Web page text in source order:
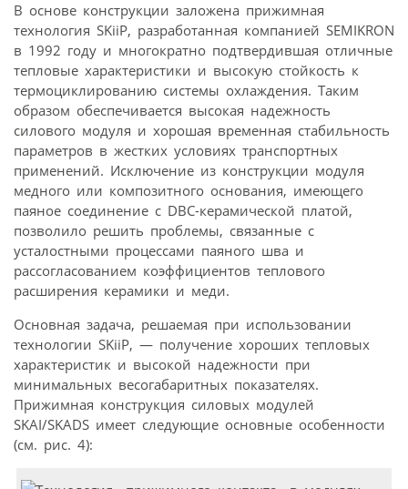
В основе конструкции заложена прижимная
технология SKiiP, разработанная компанией SEMIKRON
в 1992 году и многократно подтвердившая отличные
тепловые характеристики и высокую стойкость к
термоциклированию системы охлаждения. Таким
образом обеспечивается высокая надежность
силового модуля и хорошая временная стабильность
параметров в жестких условиях транспортных
применений. Исключение из конструкции модуля
медного или композитного основания, имеющего
паяное соединение с DBC-керамической платой,
позволило решить проблемы, связанные с
усталостными процессами паяного шва и
рассогласованием коэффициентов теплового
расширения керамики и меди.
Основная задача, решаемая при использовании
технологии SKiiP, — получение хороших тепловых
характеристик и высокой надежности при
минимальных весогабаритных показателях.
Прижимная конструкция силовых модулей
SKAI/SKADS имеет следующие основные особенности
(см. рис. 4):